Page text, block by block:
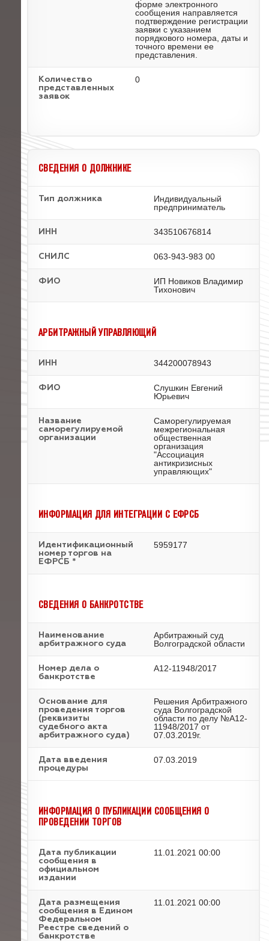
форме электронного
сообщения направляется
подтверждение регистрации
заявки с указанием
порядкового номера, даты и
точного времени ее
представления.
Количество
представленных
заявок
0
СВЕДЕНИЯ О ДОЛЖНИКЕ
Тип должника
Индивидуальный
предприниматель
ИНН 343510676814
СНИЛС 063-943-983 00
ФИО
ИП Новиков Владимир
Тихонович
АРБИТРАЖНЫЙ УПРАВЛЯЮЩИЙ
ИНН 344200078943
ФИО
Слушкин Евгений
Юрьевич
Название
саморегулируемой
организации
Саморегулируемая
межрегиональная
общественная
организация
"Ассоциация
антикризисных
управляющих"
ИНФОРМАЦИЯ ДЛЯ ИНТЕГРАЦИИ С ЕФРСБ
Идентификационный
номер торгов на
ЕФРСБ *
5959177
СВЕДЕНИЯ О БАНКРОТСТВЕ
Наименование
арбитражного суда
Арбитражный суд
Волгоградской области
Номер дела о
банкротстве
А12-11948/2017
Основание для
проведения торгов
(реквизиты
судебного акта
арбитражного суда)
Решения Арбитражного
суда Волгоградской
области по делу №А12-
11948/2017 от
07.03.2019г.
Дата введения
процедуры
07.03.2019
ИНФОРМАЦИЯ О ПУБЛИКАЦИИ СООБЩЕНИЯ О
ПРОВЕДЕНИИ ТОРГОВ
Дата публикации
сообщения в
официальном
издании
11.01.2021 00:00
Дата размещения
сообщения в Едином
Федеральном
Реестре сведений о
банкротстве
11.01.2021 00:00